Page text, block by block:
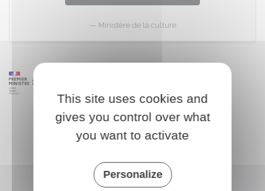
Ministère de la culture
This site uses cookies and
gives you control over what
you want to activate
Personalize